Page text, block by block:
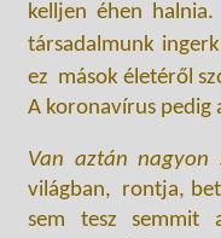
kelljen éhen
társadalmunk
ez mások életéről
A koronavírus pedig
Van aztán nagyon
világban, rontja,
sem tesz